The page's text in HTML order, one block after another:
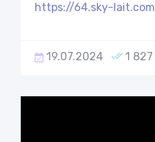
https://64.sky-lait.com
19.07.2024 1 827